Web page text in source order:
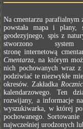
Na cmentarzu parafialnym
powstała mapa i plany,
geodezyjnego, spis z
stworzono
stronę internetową
Cmentarza, na którym
nich pochowanych wraz
podziwiać te niezwykłe
okresów. Zakładka
kalendarzowego. Ten
rozwijany, a informacje
wyszukiwarka, w której
pochowanego.
najwcześniej urodzonych